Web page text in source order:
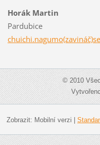
Horák Martin
Pardubice
© 2010
Zobrazit: Mobilní verzi